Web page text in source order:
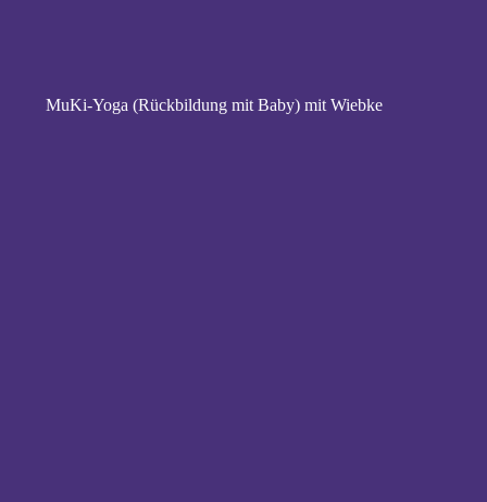
MuKi-Yoga (Rückbildung mit Baby) mit Wiebke